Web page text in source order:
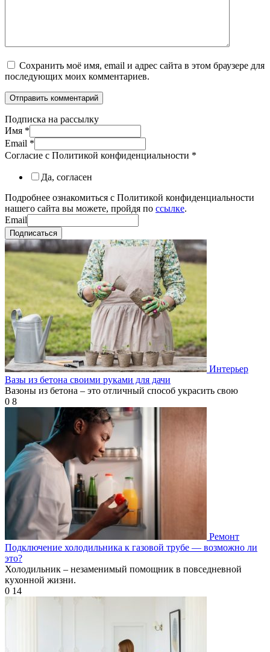
Сохранить моё имя, email и адрес сайта в этом браузере для
последующих моих комментариев.
Подписка на рассылку
Имя *
Email *
Согласие с Политикой конфиденциальности *
Да, согласен
Подробнее ознакомиться с Политикой конфиденциальности
нашего сайта вы можете, пройдя по ссылке.
Email
Подписаться
Интерьер
Вазы из бетона своими руками для дачи
Вазоны из бетона – это отличный способ украсить свою
0 8
Ремонт
Подключение холодильника к газовой трубе — возможно ли
это?
Холодильник – незаменимый помощник в повседневной
кухонной жизни.
0 14